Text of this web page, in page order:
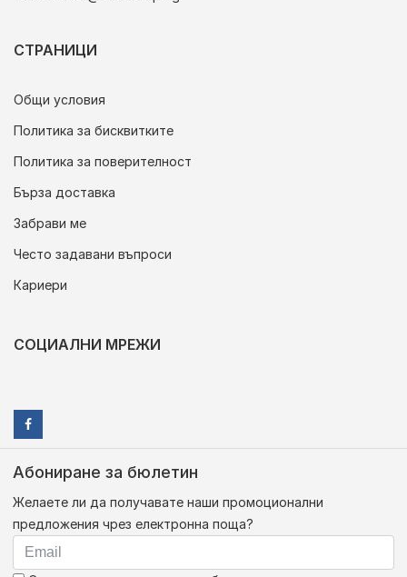
СТРАНИЦИ
Общи условия
Политика за бисквитките
Политика за поверителност
Бърза доставка
Забрави ме
Често задавани въпроси
Кариери
СОЦИАЛНИ МРЕЖИ
Абониране за бюлетин
Желаете ли да получавате наши промоционални
предложения чрез електронна поща?